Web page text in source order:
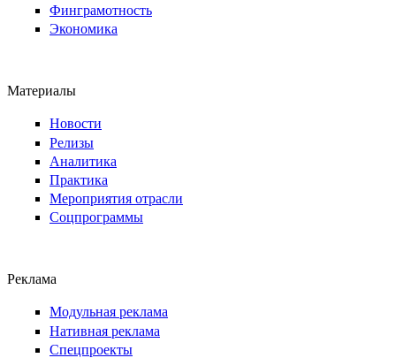
Финграмотность
Экономика
Материалы
Новости
Релизы
Аналитика
Практика
Мероприятия отрасли
Соцпрограммы
Реклама
Модульная реклама
Нативная реклама
Спецпроекты